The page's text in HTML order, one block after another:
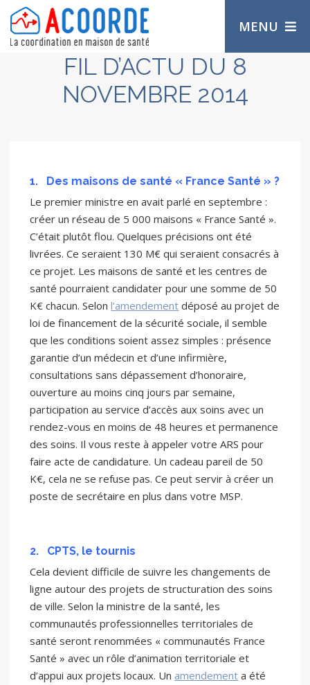
MENU
FIL D’ACTU DU 8
NOVEMBRE 2014
1. Des maisons de santé « France Santé » ?
Le premier ministre en avait parlé en septembre :
créer un réseau de 5 000 maisons « France Santé ».
C’était plutôt flou. Quelques précisions ont été
livrées. Ce seraient 130 M€ qui seraient consacrés à
ce projet. Les maisons de santé et les centres de
santé pourraient candidater pour une somme de 50
K€ chacun. Selonl’amendement déposé au projet de
loi de financement de la sécurité sociale, il semble
que les conditions soient assez simples : présence
garantie d’un médecin et d’une infirmière,
consultations sans dépassement d’honoraire,
ouverture au moins cinq jours par semaine,
participation au service d’accès aux soins avec un
rendez-vous en moins de 48 heures et permanence
des soins. Il vous reste à appeler votre ARS pour
faire acte de candidature. Un cadeau pareil de 50
K€, cela ne se refuse pas. Ce peut servir à créer un
poste de secrétaire en plus dans votre MSP.
2. CPTS, le tournis
Cela devient difficile de suivre les changements de
ligne autour des projets de structuration des soins
de ville. Selon la ministre de la santé, les
communautés professionnelles territoriales de
santé seront renommées « communautés France
Santé » avec un rôle d’animation territoriale et
d’appui aux projets locaux. Unamendement a été